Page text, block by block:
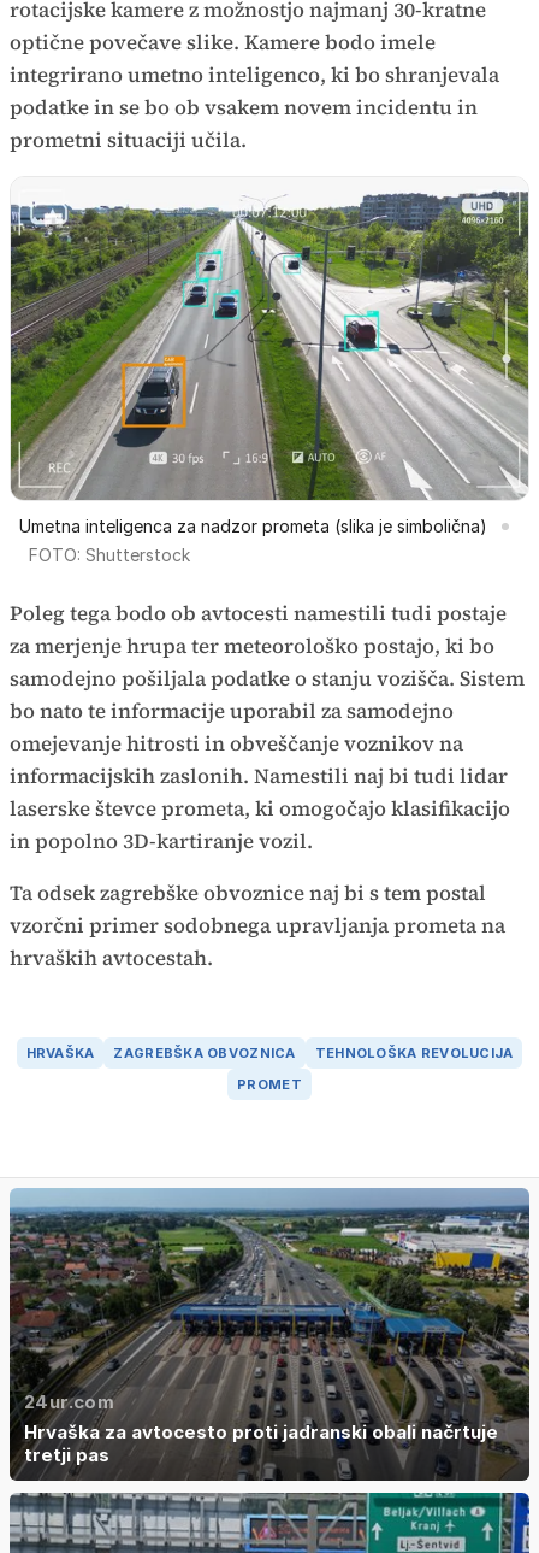
rotacijske kamere z možnostjo najmanj 30-kratne
optične povečave slike. Kamere bodo imele
integrirano umetno inteligenco, ki bo shranjevala
podatke in se bo ob vsakem novem incidentu in
prometni situaciji učila.
Umetna inteligenca za nadzor prometa (slika je simbolična)
FOTO: Shutterstock
Poleg tega bodo ob avtocesti namestili tudi postaje
za merjenje hrupa ter meteorološko postajo, ki bo
samodejno pošiljala podatke o stanju vozišča. Sistem
bo nato te informacije uporabil za samodejno
omejevanje hitrosti in obveščanje voznikov na
informacijskih zaslonih. Namestili naj bi tudi lidar
laserske števce prometa, ki omogočajo klasifikacijo
in popolno 3D-kartiranje vozil.
Ta odsek zagrebške obvoznice naj bi s tem postal
vzorčni primer sodobnega upravljanja prometa na
hrvaških avtocestah.
HRVAŠKA ZAGREBŠKA OBVOZNICA
TEHNOLOŠKA REVOLUCIJA
PROMET
24ur.com
Hrvaška za avtocesto proti jadranski obali načrtuje
tretji pas